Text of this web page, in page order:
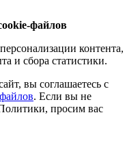
файлов
контента,
и сбора статистики.
вы соглашаетесь с
. Если вы не
просим вас